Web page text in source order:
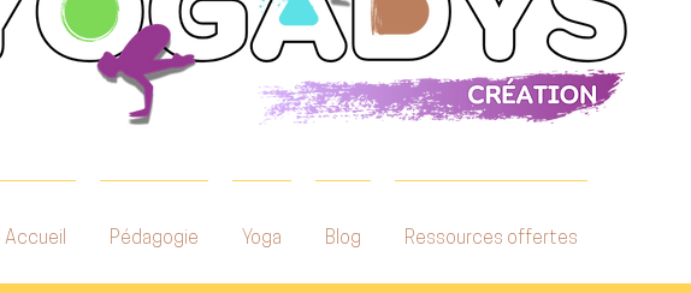
Accueil Pédagogie Yoga Blog Ressources offertes